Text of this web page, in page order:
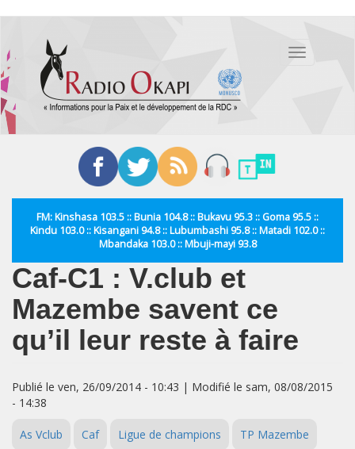
contenu
principal
Toggle
FM: Kinshasa 103.5 :: Bunia 104.8 :: Bukavu 95.3 :: Goma 95.5 ::
Kindu 103.0 :: Kisangani 94.8 :: Lubumbashi 95.8 :: Matadi 102.0 ::
Mbandaka 103.0 :: Mbuji-mayi 93.8
Caf-C1 : V.club et
Mazembe savent ce
qu’il leur reste à faire
Publié le ven, 26/09/2014 - 10:43 | Modifié le sam, 08/08/2015
- 14:38
As Vclub Caf Ligue de champions TP Mazembe